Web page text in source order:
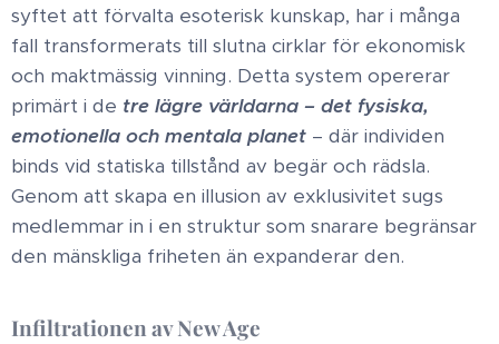
syftet att förvalta esoterisk kunskap, har i många
fall transformerats till slutna cirklar för ekonomisk
och maktmässig vinning. Detta system opererar
primärt i de tre lägre världarna – det fysiska,
emotionella och mentala planet – där individen
binds vid statiska tillstånd av begär och rädsla.
Genom att skapa en illusion av exklusivitet sugs
medlemmar in i en struktur som snarare begränsar
den mänskliga friheten än expanderar den. ​
Infiltrationen av NewAge